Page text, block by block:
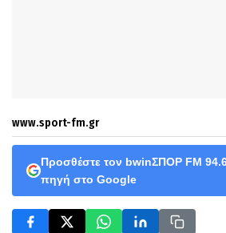
www.sport-fm.gr
Προσθέστε τον bwinΣΠΟΡ FM
πηγή στο Google